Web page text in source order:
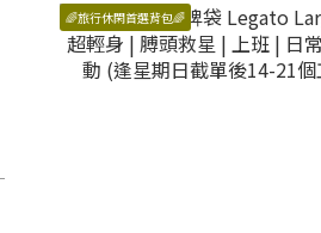
🌈旅行休閑首選背包🌈